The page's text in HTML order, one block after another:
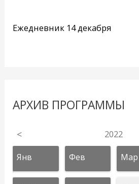
Ежедневник 14 декабря
АРХИВ ПРОГРАММЫ
< 2022
Янв Фев Мар